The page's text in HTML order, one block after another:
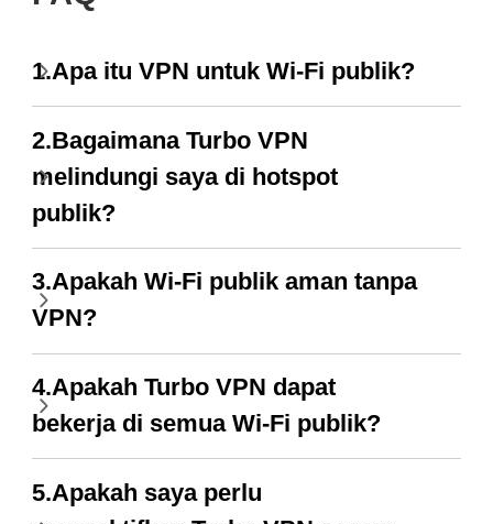
1.Apa itu VPN untuk Wi-Fi publik?
2.Bagaimana Turbo VPN
melindungi saya di hotspot
publik?
3.Apakah Wi-Fi publik aman tanpa
VPN?
4.Apakah Turbo VPN dapat
bekerja di semua Wi-Fi publik?
5.Apakah saya perlu